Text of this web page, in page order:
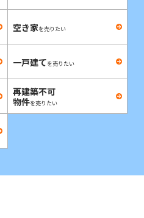
空き家を売りたい
一戸建てを売りたい
再建築不可
物件を売りたい